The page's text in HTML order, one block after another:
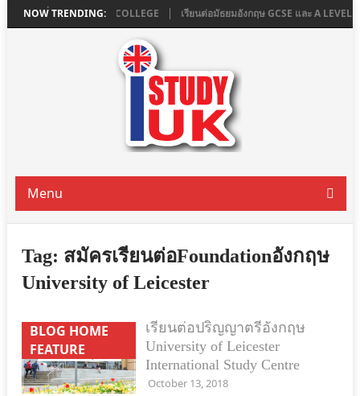
NOW TRENDING:
ที่ ASHBOURNE COLLEGE เรียนต่อมัธยมอังกฤษ GCSE และ A LEVEL
Menu
Tag: สมัครเรียนต่อFoundationอังกฤษ
University of Leicester
BLOG HOME
FEATURE
เรียนต่อปริญญาตรีอังกฤษ
University of Leicester
International Study Centre
October 13, 2018